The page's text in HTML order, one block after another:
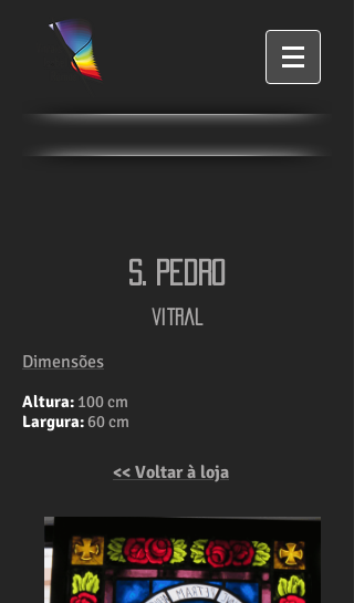
S. pedro
vitral
Dimensões
Altura: 100 cm
Largura:60 cm
<< Voltar à loja